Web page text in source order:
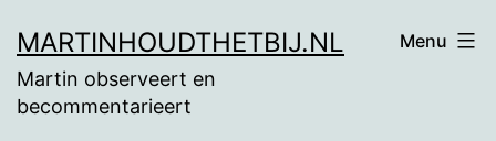
naar
de
MARTINHOUDTHETBIJ.NL
Martin observeert en
becommentarieert
Menu